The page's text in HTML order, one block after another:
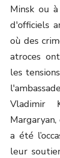
Minsk ou
d'officiels
où des
atroces
les
Vladimir
a été
leur